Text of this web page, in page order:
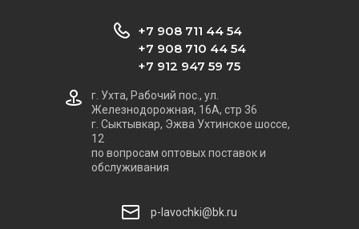
+7 908 711 44 54
+7 908 710 44 54
+7 912 947 59 75
г. Ухта, Рабочий пос., ул.
Железнодорожная, 16А, стр 36
г. Сыктывкар, Эжва Ухтинское шоссе,
12
по вопросам оптовых поставок и
обслуживания
p-lavochki@bk.ru